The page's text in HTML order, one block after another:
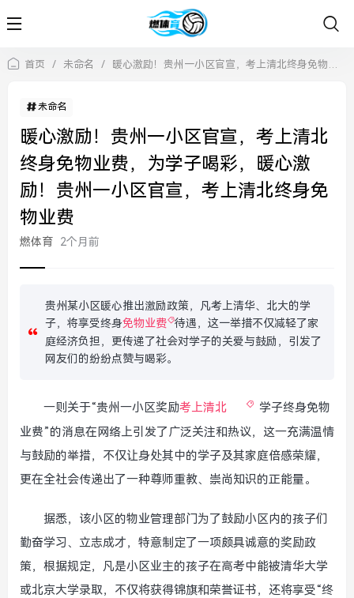
首页 / 未命名 / 暖心激励！贵州一小区官宣，考上清北终身免物业费，为学子喝彩，暖心激励！贵州一小区官宣，考上清北终身免物业费
未命名
暖心激励！贵州一小区官宣，考上清北
终身免物业费，为学子喝彩，暖心激
励！贵州一小区官宣，考上清北终身免
物业费
燃体育 2个月前
贵州某小区暖心推出激励政策，凡考上清华、北大的学
子，将享受终身免物业费
待遇，这一举措不仅减轻了家
庭经济负担，更传递了社会对学子的关爱与鼓励，引发了
网友们的纷纷点赞与喝彩。
一则关于“贵州一小区奖励考上清北
学子终身免物
业费”的消息在网络上引发了广泛关注和热议，这一充满温情
与鼓励的举措，不仅让身处其中的学子及其家庭倍感荣耀，
更在全社会传递出了一种尊师重教、崇尚知识的正能量。
据悉，该小区的物业管理部门为了鼓励小区内的孩子们
勤奋学习、立志成才，特意制定了一项颇具诚意的奖励政
策，根据规定，凡是小区业主的孩子在高考中能被清华大学
或北京大学录取，不仅将获得锦旗和荣誉证书，还将享受“终